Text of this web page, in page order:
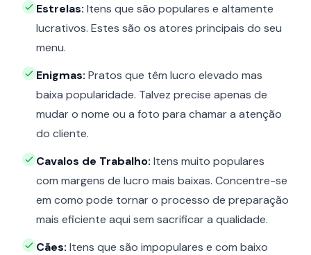
Estrelas: Itens que são populares e altamente
lucrativos. Estes são os atores principais do seu
menu.
Enigmas: Pratos que têm lucro elevado mas
baixa popularidade. Talvez precise apenas de
mudar o nome ou a foto para chamar a atenção
do cliente.
Cavalos de Trabalho: Itens muito populares
com margens de lucro mais baixas. Concentre-se
em como pode tornar o processo de preparação
mais eficiente aqui sem sacrificar a qualidade.
Cães: Itens que são impopulares e com baixo